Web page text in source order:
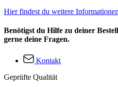
Hier findest du weitere
Benötigst du Hilfe zu deiner
gerne deine Fragen.
Kontakt
Geprüfte Qualität